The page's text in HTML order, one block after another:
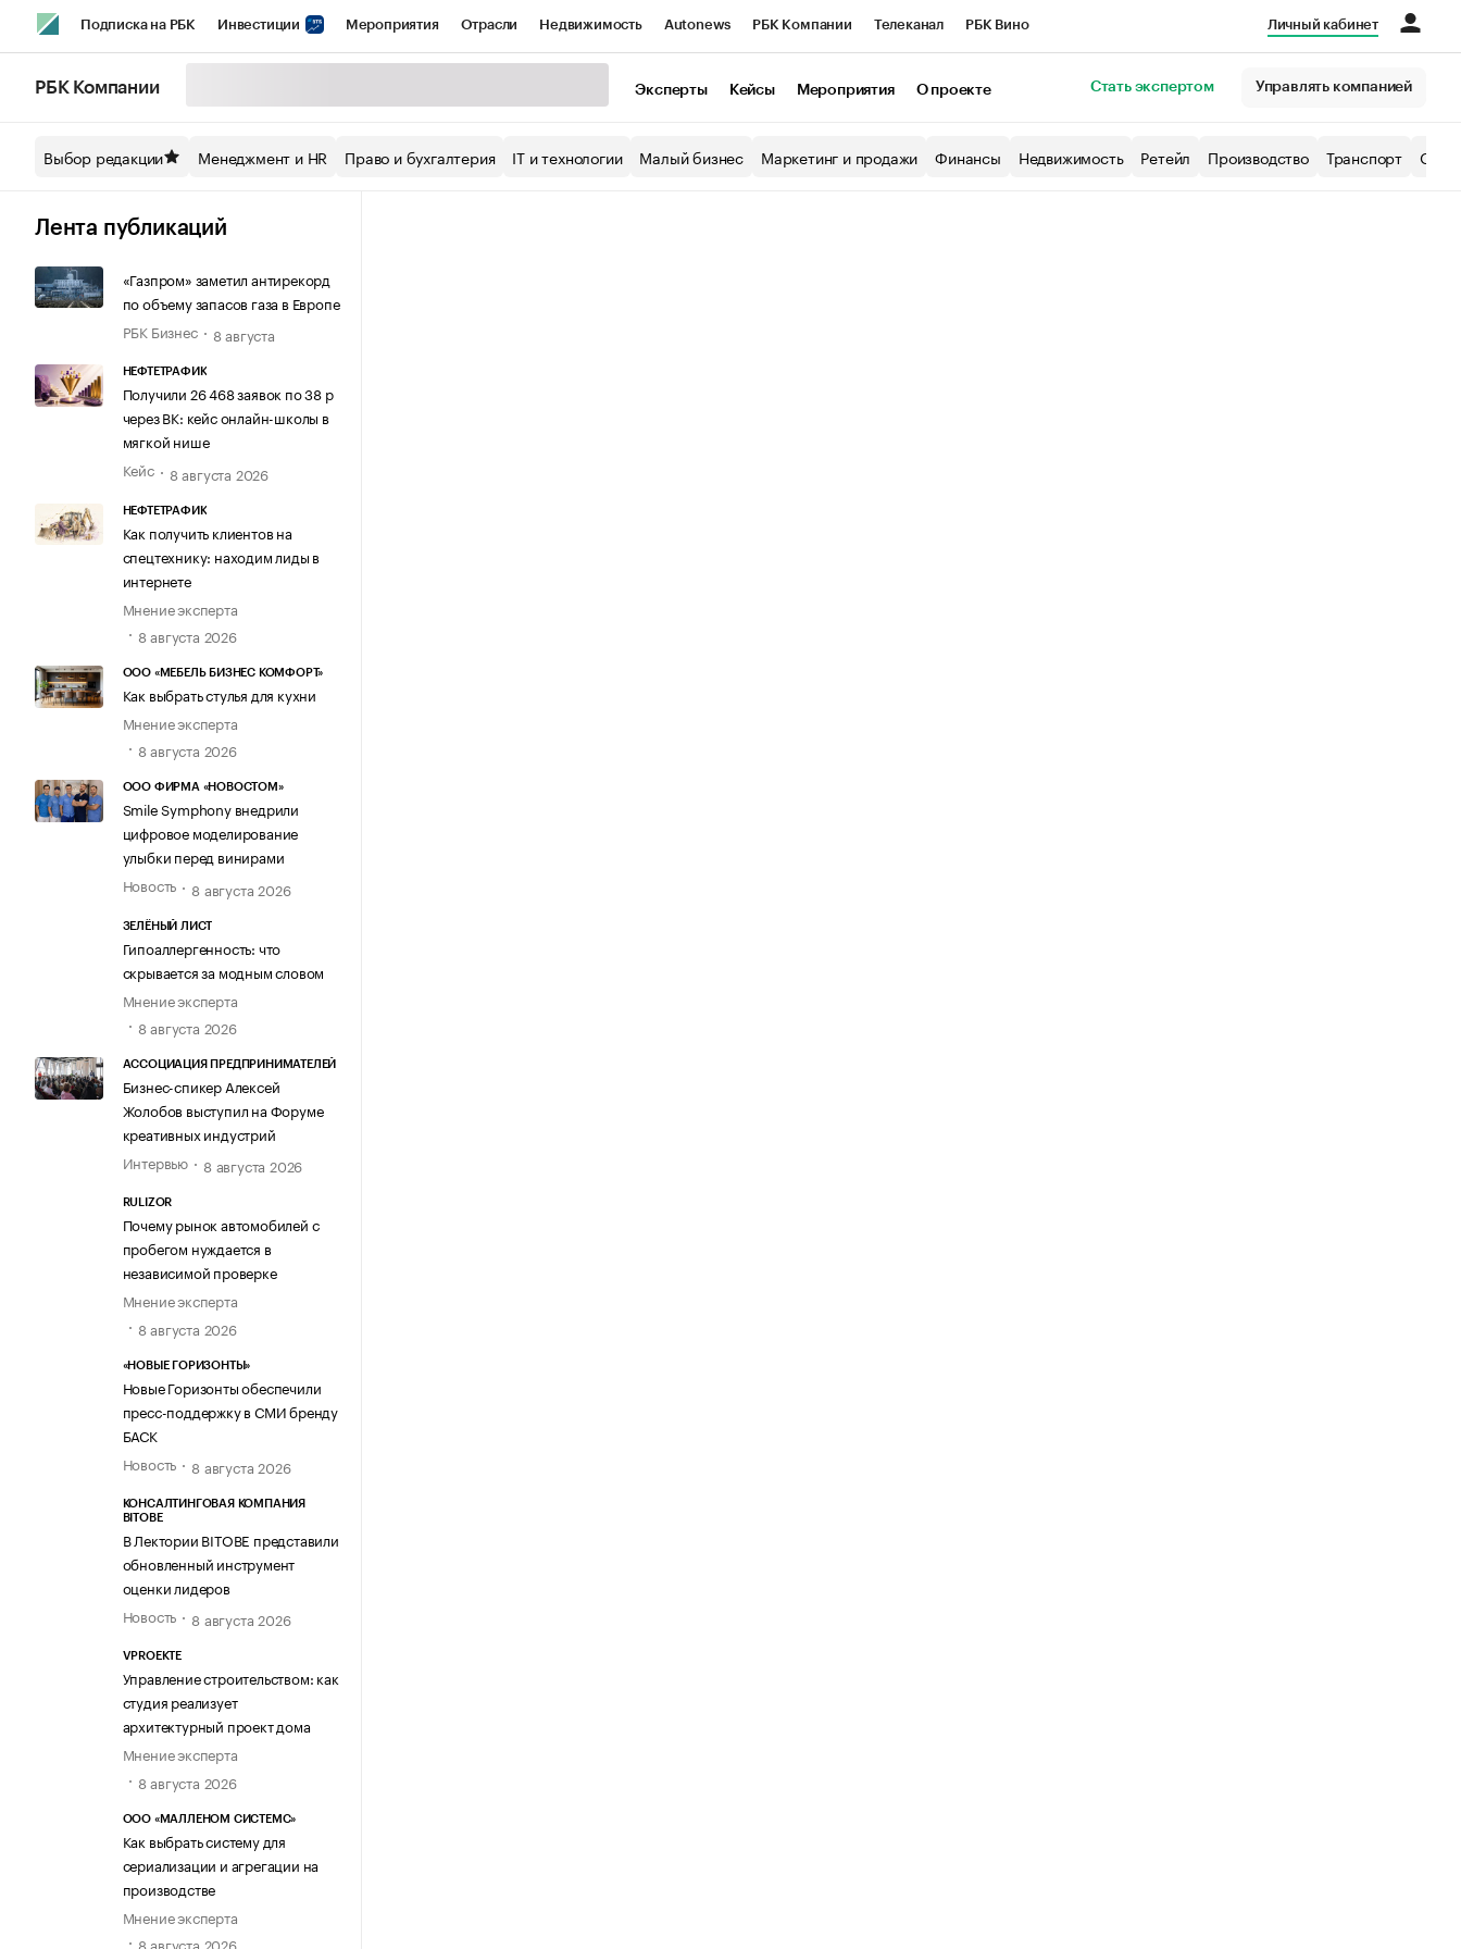
Подписка на РБК Инвестиции Мероприятия Отрасли Недвижимость Autonews РБК Компании Телеканал РБК Вино
Спецпроекты СПб Конференции СПб Спецпроекты Экономика Бизнес
Технологии и медиа
Личный кабинет
РБК Компании Эксперты Кейсы Мероприятия О проекте Стать экспертом Управлять компанией
Выбор редакции Менеджмент и HR Право и бухгалтерия IT и технологии Малый бизнес Маркетинг и продажи Финансы Недвижимость Ретейл Производство Транспорт
Лента публикаций
«Газпром» заметил антирекорд
по объему запасов газа в Европе
РБК Бизнес
8 августа
НЕФТЕТРАФИК
Получили 26 468 заявок по 38 р
через ВК: кейс онлайн-школы в
мягкой нише
Кейс
8 августа 2026
НЕФТЕТРАФИК
Как получить клиентов на
спецтехнику: находим лиды в
интернете
Мнение эксперта
8 августа 2026
ООО «МЕБЕЛЬ БИЗНЕС КОМФОРТ»
Как выбрать стулья для кухни
Мнение эксперта
8 августа 2026
ООО ФИРМА «НОВОСТОМ»
Smile Symphony внедрили
цифровое моделирование
улыбки перед винирами
Новость
8 августа 2026
ЗЕЛЁНЫЙ ЛИСТ
Гипоаллергенность: что
скрывается за модным словом
Мнение эксперта
8 августа 2026
АССОЦИАЦИЯ ПРЕДПРИНИМАТЕЛЕЙ
Бизнес-спикер Алексей
Жолобов выступил на Форуме
креативных индустрий
Интервью
8 августа 2026
RULIZOR
Почему рынок автомобилей с
пробегом нуждается в
независимой проверке
Мнение эксперта
8 августа 2026
«НОВЫЕ ГОРИЗОНТЫ»
Новые Горизонты обеспечили
пресс-поддержку в СМИ бренду
БАСК
Новость
8 августа 2026
КОНСАЛТИНГОВАЯ КОМПАНИЯ
BITOBE
В Лектории BITOBE представили
обновленный инструмент
оценки лидеров
Новость
8 августа 2026
VPROEKTE
Управление строительством: как
студия реализует
архитектурный проект дома
Мнение эксперта
8 августа 2026
ООО «МАЛЛЕНОМ СИСТЕМС»
Как выбрать систему для
сериализации и агрегации на
производстве
Мнение эксперта
8 августа 2026